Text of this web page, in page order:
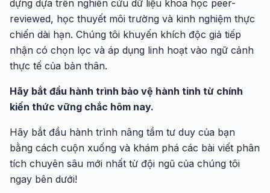
dựng dựa trên nghiên cứu dữ liệu khoa học peer-
reviewed, học thuyết môi trường và kinh nghiệm thực
chiến dài hạn. Chúng tôi khuyến khích độc giả tiếp
nhận có chọn lọc và áp dụng linh hoạt vào ngữ cảnh
thực tế của bản thân.
Hãy bắt đầu hành trình bảo vệ hành tinh từ chính
kiến thức vững chắc hôm nay.
Hãy bắt đầu hành trình nâng tầm tư duy của bạn
bằng cách cuộn xuống và khám phá các bài viết phân
tích chuyên sâu mới nhất từ đội ngũ của chúng tôi
ngay bên dưới!